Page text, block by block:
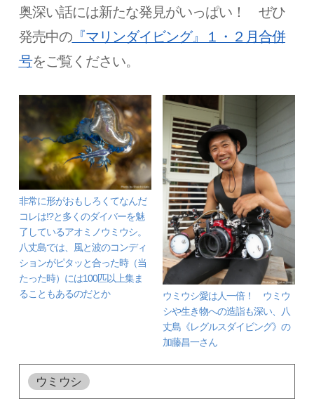
奥深い話には新たな発見がいっぱい！ ぜひ
発売中の『マリンダイビング』１・２月合併
号をご覧ください。
非常に形がおもしろくてなんだ
コレは!?と多くのダイバーを魅
了しているアオミノウミウシ。
八丈島では、風と波のコンディ
ションがピタッと合った時（当
たった時）には100匹以上集ま
ることもあるのだとか
ウミウシ愛は人一倍！ ウミウ
シや生き物への造詣も深い、八
丈島《レグルスダイビング》の
加藤昌一さん
ウミウシ